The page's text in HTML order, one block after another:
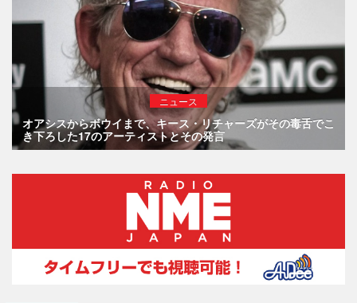
ニュース
オアシスからボウイまで、キース・リチャーズがその毒舌でこ
き下ろした17のアーティストとその発言